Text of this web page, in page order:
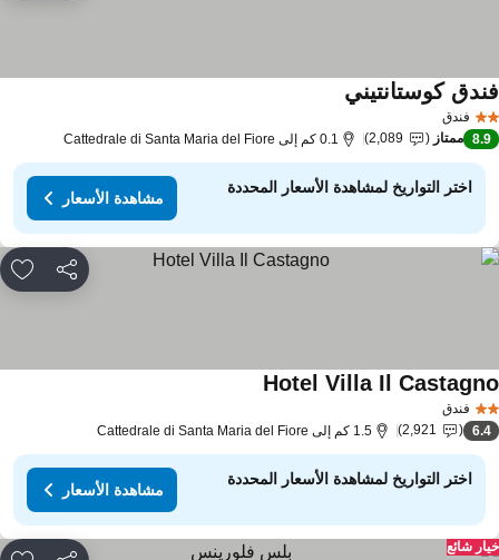
فندق
كوستانتيني
8.9 ممتاز 2,089 0.1 كم إلى Cattedrale di Santa Maria del Fiore
اختر التواريخ لمشاهدة الأسعار المحددة
مشاهدة الأسعار
مشاركة
فندق
Hotel Villa Il
6.4
2,921 1.5 كم إلى Cattedrale di Santa Maria del Fiore
اختر التواريخ لمشاهدة الأسعار المحددة
مشاهدة الأسعار
شائع